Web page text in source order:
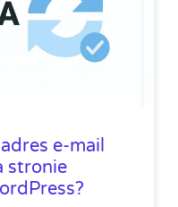
e-mail
stronie